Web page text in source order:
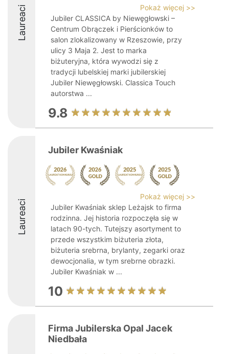
Laureaci
Pokaż więcej >>
Jubiler CLASSICA by Niewęgłowski –
Centrum Obrączek i Pierścionków to
salon zlokalizowany w Rzeszowie, przy
ulicy 3 Maja 2. Jest to marka
biżuteryjna, która wywodzi się z
tradycji lubelskiej marki jubilerskiej
Jubiler Niewęgłowski. Classica Touch
autorstwa ...
9.8
Laureaci
Jubiler Kwaśniak
Pokaż więcej >>
Jubiler Kwaśniak sklep Leżajsk to firma
rodzinna. Jej historia rozpoczęła się w
latach 90-tych. Tutejszy asortyment to
przede wszystkim biżuteria złota,
biżuteria srebrna, brylanty, zegarki oraz
dewocjonalia, w tym srebrne obrazki.
Jubiler Kwaśniak w ...
10
Firma Jubilerska Opal Jacek
Niedbała